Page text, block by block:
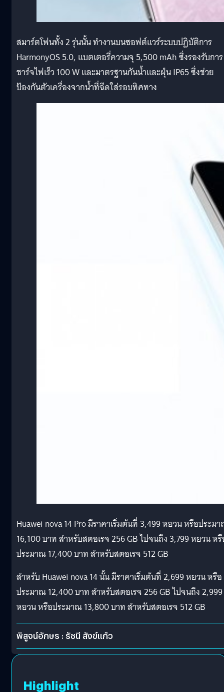
สมาร์ตโฟนทั้ง 2 รุ่นนั้น ทำงานบนซอฟต์แวร์ระบบปฏิบัติการ
HarmonyOS 5.0, แบตเตอรี่ความจุ 5,500 mAh ซึ่งรองรับการ
ชาร์จไฟเร็ว 100 W และมาตรฐานกันน้ำและฝุ่น IP65 ซึ่งช่วย
ป้องกันตัวเครื่องจากน้ำที่ฉีดใส่รอบทิศทาง
Huawei nova 14 Pro มีราคาเริ่มต้นที่ 3,499 หยวน หรือประม
16,100 บาท สำหรับสตอเรจ 256 GB ไปจนถึง 3,799 หยวน ห
ประมาณ 17,400 บาท สำหรับสตอเรจ 512 GB
สำหรับ Huawei nova 14 นั้น มีราคาเริ่มต้นที่ 2,699 หยวน หรือ
ประมาณ 12,400 บาท สำหรับสตอเรจ 256 GB ไปจนถึง 2,999
หยวน หรือประมาณ 13,800 บาท สำหรับสตอเรจ 512 GB
พิสูจน์อักษร : รัชนี สังข์แก้ว
Highlight